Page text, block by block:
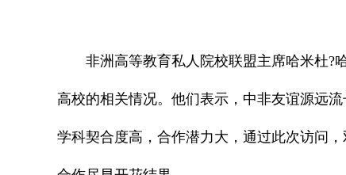
非洲高等教育私人院校联盟主席哈米杜?
高校的相关情况。他们表示，中非友谊源远
学科契合度高，合作潜力大，通过此次访问